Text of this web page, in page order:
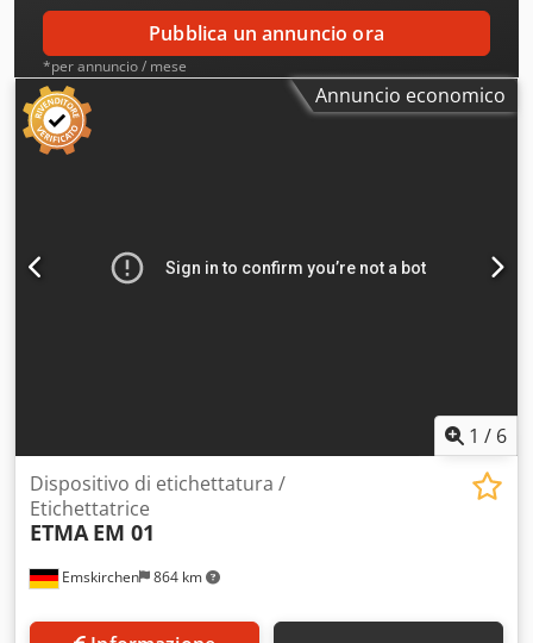
Pubblica un annuncio ora
*per annuncio / mese
Annuncio economico
1 / 6
Emskirchen 864 km
Dispositivo di etichettatura /
Etichettatrice
ETMA EM 01